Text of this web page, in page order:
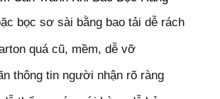
bọc sơ sài bằng bao tải dễ rách
quá cũ, mềm, dễ vỡ
thông tin người nhận rõ ràng